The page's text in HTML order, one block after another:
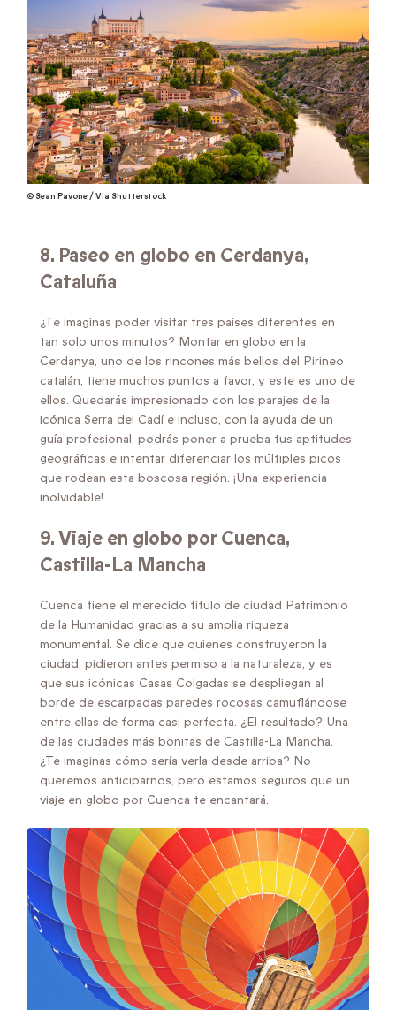
© Sean Pavone / Via Shutterstock
8. Paseo en globo en Cerdanya,
Cataluña
¿Te imaginas poder visitar tres países diferentes en
tan solo unos minutos? Montar en globo en la
Cerdanya, uno de los rincones más bellos del Pirineo
catalán, tiene muchos puntos a favor, y este es uno de
ellos. Quedarás impresionado con los parajes de la
icónica Serra del Cadí e incluso, con la ayuda de un
guía profesional, podrás poner a prueba tus aptitudes
geográficas e intentar diferenciar los múltiples picos
que rodean esta boscosa región. ¡Una experiencia
inolvidable!
9. Viaje en globo porCuenca,
Castilla-La Mancha
Cuenca tiene el merecido título de ciudad Patrimonio
de la Humanidad gracias a su amplia riqueza
monumental. Se dice que quienes construyeron la
ciudad, pidieron antes permiso a la naturaleza, y es
que sus icónicas Casas Colgadas se despliegan al
borde de escarpadas paredes rocosas camuflándose
entre ellas de forma casi perfecta. ¿El resultado? Una
de las ciudades más bonitas de Castilla-La Mancha.
¿Te imaginas cómo sería verla desde arriba? No
queremos anticiparnos, pero estamos seguros que un
viaje en globo por Cuenca te encantará.